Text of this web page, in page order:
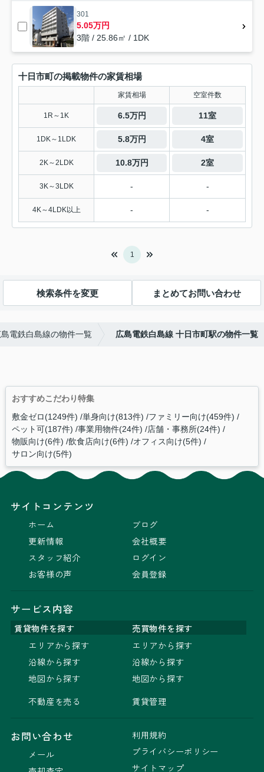
301
5.05万円
3階 / 25.86㎡ / 1DK
十日市町の掲載物件の家賃相場
家賃相場 空室件数
1R～1K 6.5万円 11室
1DK～1LDK 5.8万円 4室
2K～2LDK 10.8万円 2室
3K～3LDK - -
4K～4LDK以上 - -
1
検索条件を変更 まとめてお問い合わせ
電鉄白島線の物件一覧 広島電鉄白島線 十日市町駅の物件一覧
おすすめこだわり特集
敷金ゼロ(1249件) 単身向け(813件) ファミリー向け(459件)
ペット可(187件) 事業用物件(24件) 店舗・事務所(24件)
物販向け(6件) 飲食店向け(6件) オフィス向け(5件)
サロン向け(5件)
サイトコンテンツ
ホーム
更新情報
スタッフ紹介
お客様の声
ブログ
会社概要
ログイン
会員登録
サービス内容
賃貸物件を探す
売買物件を探す
エリアから探す
沿線から探す
地図から探す
不動産を売る
エリアから探す
沿線から探す
地図から探す
賃貸管理
お問い合わせ
メール
利用規約
プライバシーポリシー
サイトマップ